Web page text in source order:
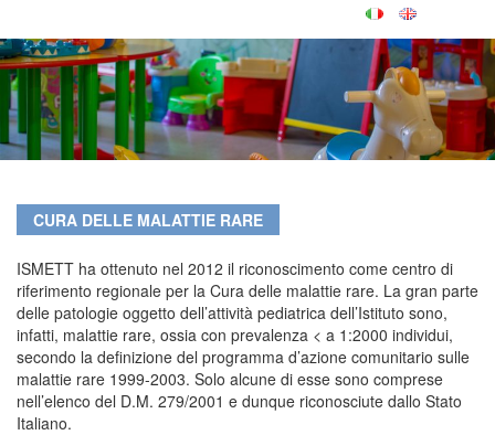
CURA DELLE MALATTIE RARE
ISMETT ha ottenuto nel 2012 il riconoscimento come centro di
riferimento regionale per la Cura delle malattie rare. La gran parte
delle patologie oggetto dell’attività pediatrica dell’Istituto sono,
infatti, malattie rare, ossia con prevalenza < a 1:2000 individui,
secondo la definizione del programma d’azione comunitario sulle
malattie rare 1999-2003. Solo alcune di esse sono comprese
nell’elenco del D.M. 279/2001 e dunque riconosciute dallo Stato
Italiano.